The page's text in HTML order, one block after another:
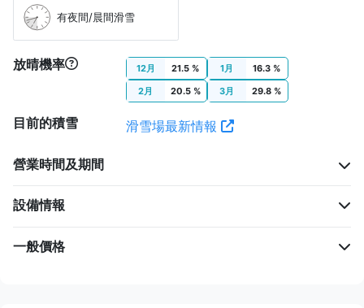
有夜間/晨間滑雪
放晴機率 12月 21.5 % 1月
16.3 %
2月
20.5 % 3月 29.8 %
目前的積雪 滑雪場最新情報
營業時間及期間
設備情報
一般價格